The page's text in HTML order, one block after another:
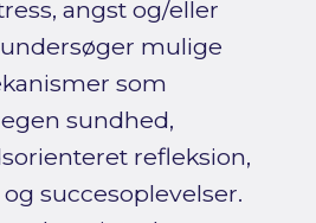
angst og/eller
mulige
som
sundhed,
refleksion,
succesoplevelser.